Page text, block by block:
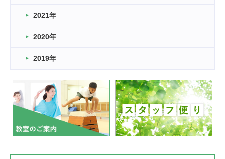
緑ケ丘体育館
2022.11.03
緑ケ丘体育館
いたっぼーる大会☆彡
緑ケ丘体育館
2022.07.03
市内総合体育大会が開始
緑ケ丘体育館 猪名川運動広場
古池運動広場
2021年
2020年
2019年